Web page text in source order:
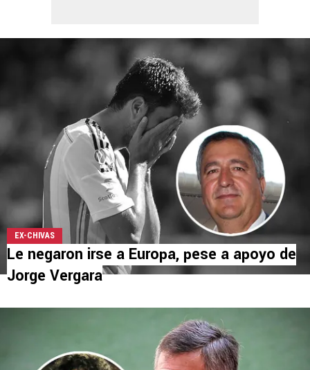
EX-CHIVAS
Le negaron irse a Europa, pese a apoyo de
Jorge Vergara